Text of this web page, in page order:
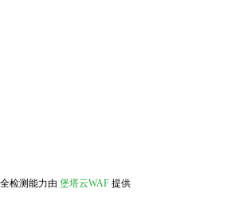
检测能力由 堡塔云WAF 提供